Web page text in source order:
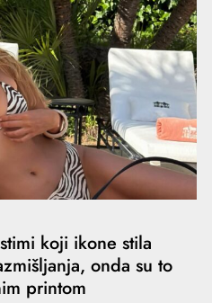
koji ikone stila
onda su to
printom